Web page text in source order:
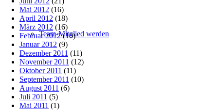
Team-Mitglied werden
Mai 2012 (16)
April 2012 (18)
März 2012 (16)
Februar 2012(10)
Januar 2012 (9)
Dezember 2011 (11)
November 2011 (12)
Oktober 2011 (11)
September 2011 (10)
August 2011 (6)
Juli 2011 (5)
Mai 2011 (1)